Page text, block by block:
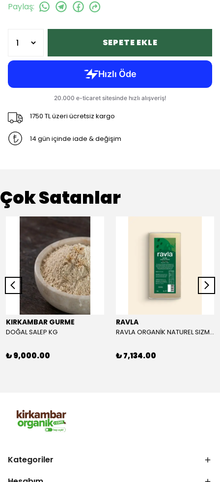
Paylaş:
SEPETE EKLE
1750 TL üzeri ücretsiz kargo
14 gün içinde iade & değişim
Çok Satanlar
KIRKAMBAR GURME
DOĞAL SALEP KG
₺ 9,000.00
RAVLA
RAVLA ORGANİK NATUREL SIZMA ZEYTİNYAĞI 5L
₺ 7,134.00
Kategoriler